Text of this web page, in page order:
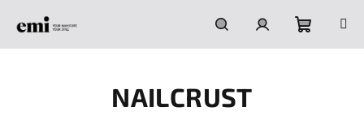
HledatPřihlášeníNákupní
NAILCRUST